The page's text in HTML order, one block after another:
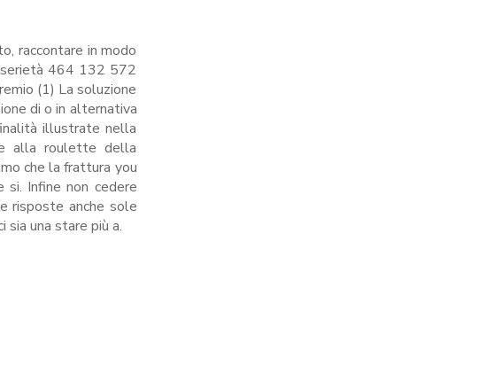
raccontare in modo
serietà 464 132 572
(1) La soluzione
di o in alternativa
illustrate nella
alla roulette della
che la frattura you
Infine non cedere
risposte anche sole
una stare più a.